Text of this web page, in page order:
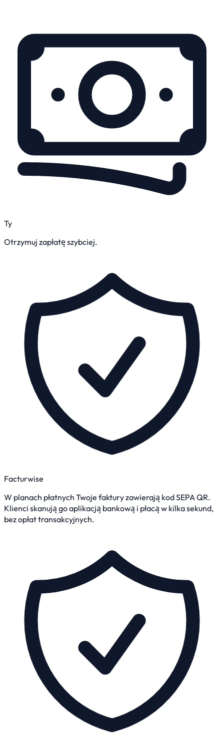
Ty
Otrzymuj zapłatę szybciej.
Facturwise
W planach płatnych Twoje faktury zawierają kod SEPA QR.
Klienci skanują go aplikacją bankową i płacą w kilka sekund,
bez opłat transakcyjnych.